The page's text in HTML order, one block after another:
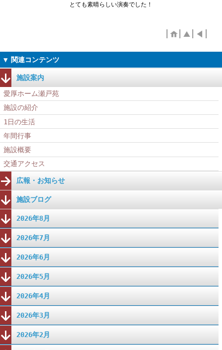
とても素晴らしい演奏でした！
施設案内
愛厚ホーム瀬戸苑
施設の紹介
1日の生活
年間行事
施設概要
交通アクセス
広報・お知らせ
施設ブログ
2026年8月
2026年7月
2026年6月
2026年5月
2026年4月
2026年3月
2026年2月